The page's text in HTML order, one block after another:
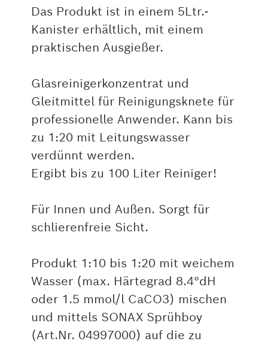
Das Produkt ist in einem 5Ltr.-
Kanister erhältlich, mit einem
praktischen Ausgießer.
Glasreinigerkonzentrat und
Gleitmittel für Reinigungsknete für
professionelle Anwender. Kann bis
zu 1:20 mit Leitungswasser
verdünnt werden.
Ergibt bis zu 100 Liter Reiniger!
Für Innen und Außen. Sorgt für
schlierenfreie Sicht.
Produkt 1:10 bis 1:20 mit weichem
Wasser (max. Härtegrad 8.4°dH
oder 1.5 mmol/l CaCO3) mischen
und mittels SONAX Sprühboy
(Art.Nr. 04997000) auf die zu